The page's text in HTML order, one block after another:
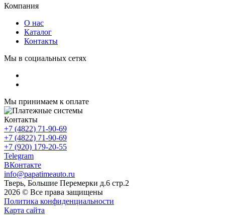
Компания
О нас
Каталог
Контакты
Мы в социальных сетях
Мы принимаем к оплате
Контакты
+7 (4822) 71-90-69
+7 (4822) 71-90-69
+7 (920) 179-20-55
Telegram
ВКонтакте
info@papatimeauto.ru
Тверь, Большие Перемерки д.6 стр.2
2026 © Все права защищены
Политика конфиденциальности
Карта сайта